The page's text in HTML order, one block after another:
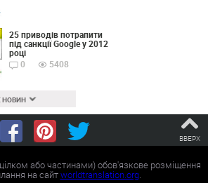
25 приводів потрапити
під санкції Google у 2012
році
0
5408
НОВИН
ВВЕРХ
або частинами) обов'язкове розміщення
на сайтworldtranslation.org.